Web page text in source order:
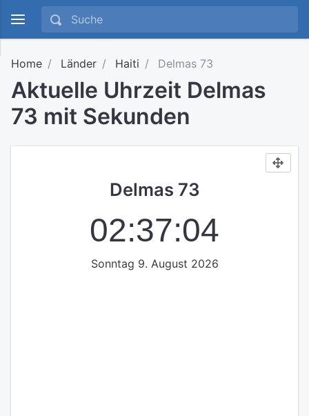
Home Länder Haiti Delmas 73
Aktuelle Uhrzeit Delmas
73 mit Sekunden
Delmas 73
02:37:05
Sonntag 9. August 2026